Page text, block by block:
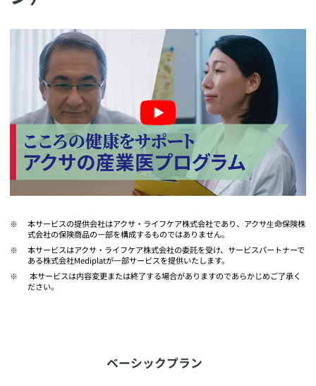
​本サービスの提供会社はアクサ・ライフケア株式会社であり、アクサ⽣命保険株
式会社の保険商品の⼀部を構成するものではありません。
​本サービスはアクサ・ライフケア株式会社の委託を受け、サービスパートナーで
ある株式会社Mediplatが⼀部サービスを提供いたします。
​ 本サービスは内容変更または終了する場合がありますのであらかじめご了承く
ださい。
​ベーシックプラン